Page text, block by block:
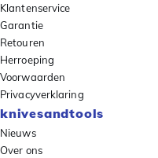
Klantenservice
Garantie
Retouren
Herroeping
Voorwaarden
Privacyverklaring
knivesandtools
Nieuws
Over ons